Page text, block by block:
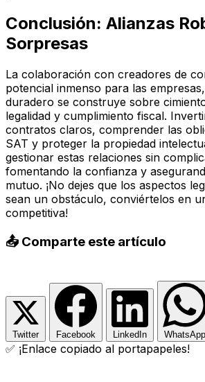
Conclusión: Alianzas
Sorpresas
La colaboración con creadores de
potencial inmenso para las
duradero se construye sobre
legalidad y cumplimiento fiscal.
contratos claros, comprender las
SAT y proteger la propiedad
gestionar estas relaciones sin
fomentando la confianza y
mutuo. ¡No dejes que los aspectos
sean un obstáculo, conviértelos en
competitiva!
📤 Comparte este artículo
Twitter Facebook LinkedIn WhatsApp
✅ ¡Enlace copiado al portapapeles!